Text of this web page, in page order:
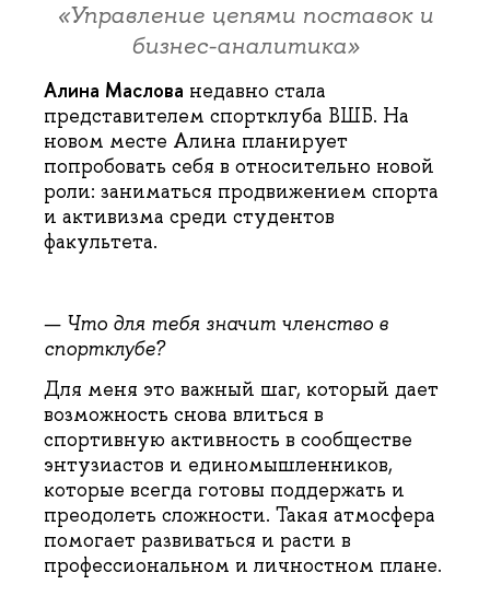
«Управление цепями поставок и
бизнес-аналитика»
Алина Маслова недавно стала
представителем спортклуба ВШБ. На
новом месте Алина планирует
попробовать себя в относительно новой
роли: заниматься продвижением спорта
и активизма среди студентов
факультета.
— Что для тебя значит членство в
спортклубе?
Для меня это важный шаг, который дает
возможность снова влиться в
спортивную активность в сообществе
энтузиастов и единомышленников,
которые всегда готовы поддержать и
преодолеть сложности. Такая атмосфера
помогает развиваться и расти в
профессиональном и личностном плане.